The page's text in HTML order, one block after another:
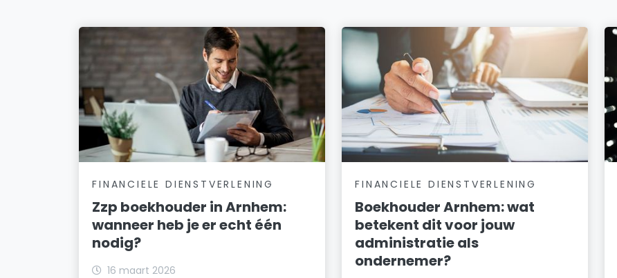
FINANCIELE DIENSTVERLENING
Zzp boekhouder in Arnhem:
wanneer heb je er echt één
nodig?
16 maart 2026
FINANCIELE DIENSTVERLENING
Boekhouder Arnhem: wat
betekent dit voor jouw
administratie als
ondernemer?